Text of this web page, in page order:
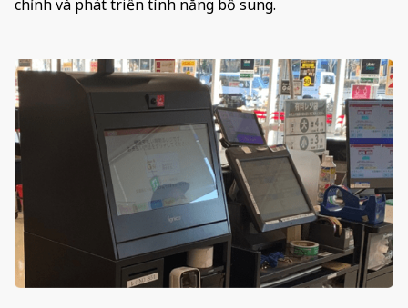
chỉnh và phát triển tính năng bổ sung.